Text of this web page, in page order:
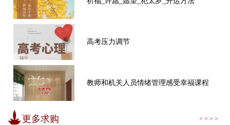
高考压力调节
教师和机关人员情绪管理感受幸福课程
更多求购 > > > >